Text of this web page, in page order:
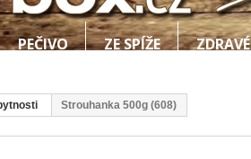
PEČIVO ZE SPÍŽE ZDRAVÉ
Strouhanka 500g (608)